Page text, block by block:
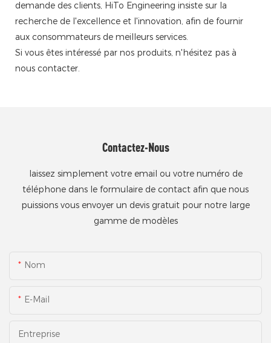
demande des clients, HiTo Engineering insiste sur la
recherche de l'excellence et l'innovation, afin de fournir
aux consommateurs de meilleurs services.
Si vous êtes intéressé par nos produits, n'hésitez pas à
nous contacter.
Contactez-Nous
laissez simplement votre email ou votre numéro de
téléphone dans le formulaire de contact afin que nous
puissions vous envoyer un devis gratuit pour notre large
gamme de modèles
Nom
E-Mail
Entreprise